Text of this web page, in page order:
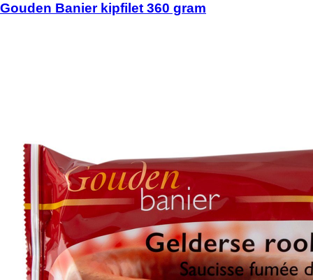
Gouden Banier kipfilet 360 gram